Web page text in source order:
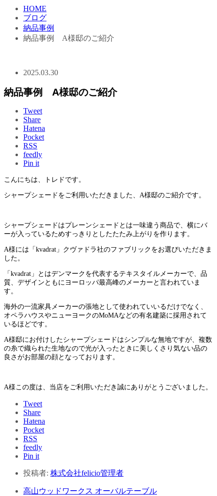
HOME
ブログ
納品事例
納品事例 A様邸のご紹介
2025.03.30
納品事例 A様邸のご紹介
Tweet
Share
Hatena
Pocket
RSS
feedly
Pin it
こんにちは、トレドです。
シャープシェードをご利用いただきました、A様邸のご紹介です。
シャープシェードはプレーンシェードとは一味違う商品で、横にバ
ーが入っているためすっきりとしたたたみ上がりを作ります。
A様には「kvadrat」クヴァドラ社のファブリックをお選びいただきま
した。
「kvadrat」とはデンマークを代表するテキスタイルメーカーで、品
質、デザインともにヨーロッパ最高峰のメーカーと言われていま
す。
海外の一流家具メーカーの張地として使われていいるだけでなく、
オペラハウスやニューヨークのMoMAなどの有名建築に採用されて
いるほどです。
A様邸にお付けしたシャープシェードはシンプルな無地ですが、複数
の糸で織られた生地なので光が入ったときに美しくさり気ない品の
良さがお部屋の顔となっております。
A様この度は、当店をご利用いただき誠にありがとうございました。
Tweet
Share
Hatena
Pocket
RSS
feedly
Pin it
投稿者: 株式会社felicio管理者
高山ウッドワークス オーバルテーブル